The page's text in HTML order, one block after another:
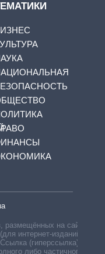
на сайте,
интернет-изданий —
(гиперссылка)
либо частичного